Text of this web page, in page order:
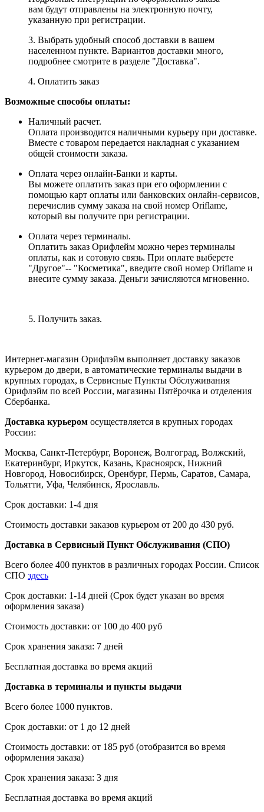
вам будут отправлены на электронную почту,
указанную при регистрации.
3. Выбрать удобный способ доставки в вашем
населенном пункте. Вариантов доставки много,
подробнее смотрите в разделе "Доставка".
4. Оплатить заказ
Возможные способы оплаты:
Наличный расчет.
Оплата производится наличными курьеру при доставке.
Вместе с товаром передается накладная с указанием
общей стоимости заказа.
Оплата через онлайн-Банки и карты.
Вы можете оплатить заказ при его оформлении с
помощью карт оплаты или банковских онлайн-сервисов,
перечислив сумму заказа на свой номер Oriflame,
который вы получите при регистрации.
Оплата через терминалы.
Оплатить заказ Орифлейм можно через терминалы
оплаты, как и сотовую связь. При оплате выберете
"Другое"-- "Косметика", введите свой номер Oriflame и
внесите сумму заказа. Деньги зачисляются мгновенно.
5. Получить заказ.
Интернет-магазин Орифлэйм выполняет доставку заказов
курьером до двери, в автоматические терминалы выдачи в
крупных городах, в Сервисные Пункты Обслуживания
Орифлэйм по всей России, магазины Пятёрочка и отделения
Сбербанка.
Доставка курьером осуществляется в крупных городах
России:
Москва, Санкт-Петербург, Воронеж, Волгоград, Волжский,
Екатеринбург, Иркутск, Казань, Красноярск, Нижний
Новгород, Новосибирск, Оренбург, Пермь, Саратов, Самара,
Тольятти, Уфа, Челябинск, Ярославль.
Срок доставки: 1-4 дня
Стоимость доставки заказов курьером от 200 до 430 руб.
Доставка в Сервисный Пункт Обслуживания (СПО)
Всего более 400 пунктов в различных городах России. Список
СПО здесь
Срок доставки: 1-14 дней (Срок будет указан во время
оформления заказа)
Стоимость доставки: от 100 до 400 руб
Срок хранения заказа: 7 дней
Бесплатная доставка во время акций
Доставка в терминалы и пункты выдачи
Всего более 1000 пунктов.
Срок доставки: от 1 до 12 дней
Стоимость доставки: от 185 руб (отобразится во время
оформления заказа)
Срок хранения заказа: 3 дня
Бесплатная доставка во время акций